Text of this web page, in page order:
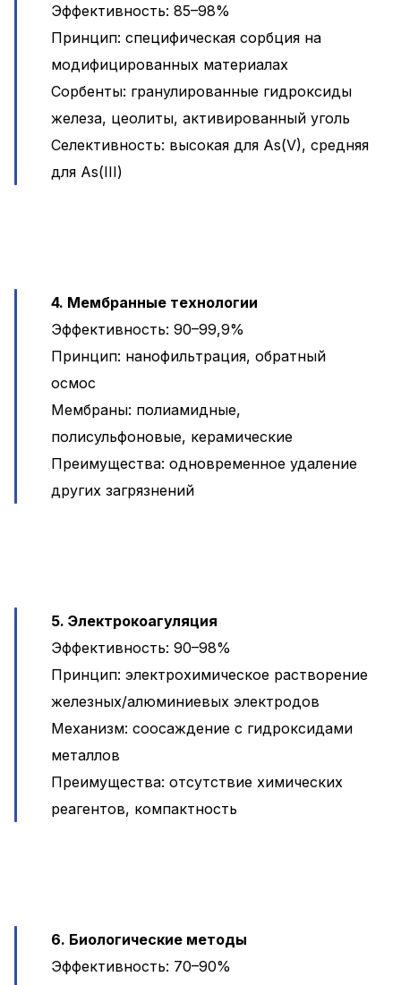
Эффективность: 85–98%
Принцип: специфическая сорбция на
модифицированных материалах
Сорбенты: гранулированные гидроксиды
железа, цеолиты, активированный уголь
Селективность: высокая для As(V), средняя
для As(III)
4. Мембранные технологии
Эффективность: 90–99,9%
Принцип: нанофильтрация, обратный
осмос
Мембраны: полиамидные,
полисульфоновые, керамические
Преимущества: одновременное удаление
других загрязнений
5. Электрокоагуляция
Эффективность: 90–98%
Принцип: электрохимическое растворение
железных/алюминиевых электродов
Механизм: соосаждение с гидроксидами
металлов
Преимущества: отсутствие химических
реагентов, компактность
6. Биологические методы
Эффективность: 70–90%